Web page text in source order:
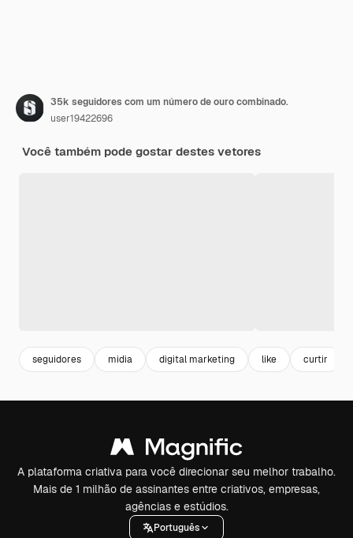
35k seguidores com um número de ouro combinado.
user19422696
Você também pode gostar destes vetores
seguidores midia digital marketing like curtir
A plataforma criativa para você direcionar seu melhor trabalho.
Mais de 1 milhão de assinantes entre criativos, empresas,
agências e estúdios.
Português